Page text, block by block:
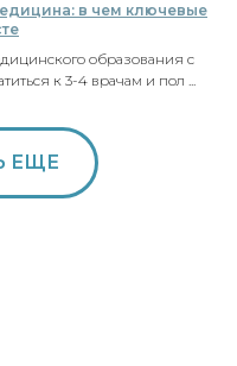
в чем ключевые
образования с
к 3-4 врачам и пол ...
ЕЩЕ